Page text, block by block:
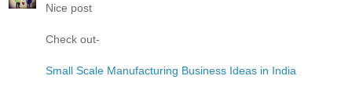
Nice post
Check out-
Small Scale Manufacturing Business Ideas in India